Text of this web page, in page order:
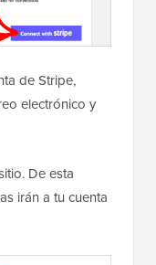
de Stripe,
electrónico y
De esta
irán a tu cuenta